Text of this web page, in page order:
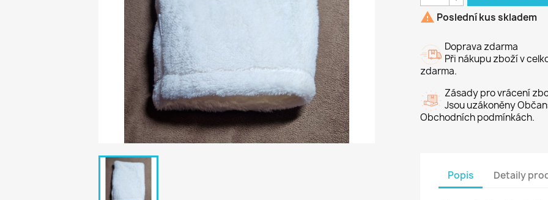
 Poslední kus skladem
Doprava zdarma
Při nákupu zboží v
zdarma.
Zásady pro vrácení
Jsou uzákoněny
Obchodních podmínkách.
Popis Detaily